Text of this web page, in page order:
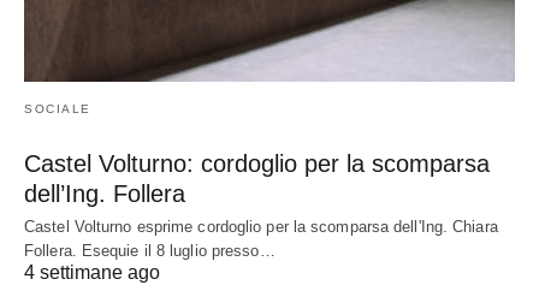
SOCIALE
Castel Volturno: cordoglio per la scomparsa
dell’Ing. Follera
Castel Volturno esprime cordoglio per la scomparsa dell'Ing. Chiara
Follera. Esequie il 8 luglio presso…
4 settimane ago